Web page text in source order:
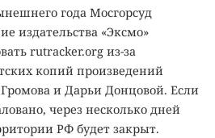
года Мосгорсуд
издательства «Эксмо»
rutracker.org из-за
копий произведений
и Дарьи Донцовой. Если
через несколько дней
РФ будет закрыт.